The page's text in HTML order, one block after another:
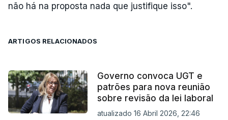
não há na proposta nada que justifique isso".
ARTIGOS RELACIONADOS
Governo convoca UGT e
patrões para nova reunião
sobre revisão da lei laboral
atualizado 16 Abril 2026, 22:46